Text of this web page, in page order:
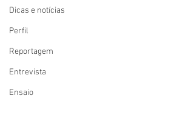
Dicas e notícias
Perfil
Reportagem
Entrevista
Ensaio